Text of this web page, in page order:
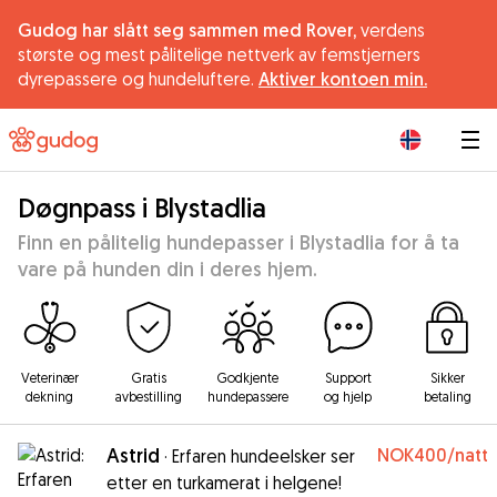
Gudog har slått seg sammen med Rover, verdens
største og mest pålitelige nettverk av femstjerners
dyrepassere og hundeluftere. Aktiver kontoen min.
Døgnpass i Blystadlia
Finn en pålitelig hundepasser i Blystadlia for å ta
vare på hunden din i deres hjem.
Veterinær
dekning
Gratis
avbestilling
Godkjente
hundepassere
Support
og hjelp
Sikker
betaling
Astrid · Erfaren hundeelsker ser
etter en turkamerat i helgene!
NOK400/natt